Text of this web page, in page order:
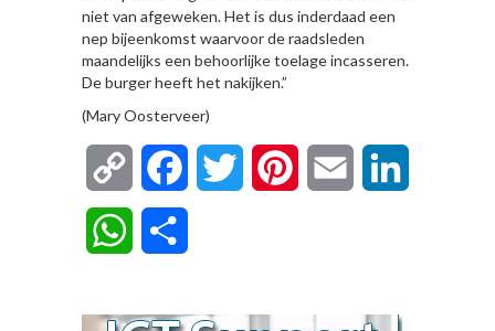
niet van afgeweken. Het is dus inderdaad een
nep bijeenkomst waarvoor de raadsleden
maandelijks een behoorlijke toelage incasseren.
De burger heeft het nakijken.”
(Mary Oosterveer)
Copy
Link
FacebookTwitter Pinterest Email
WhatsApp